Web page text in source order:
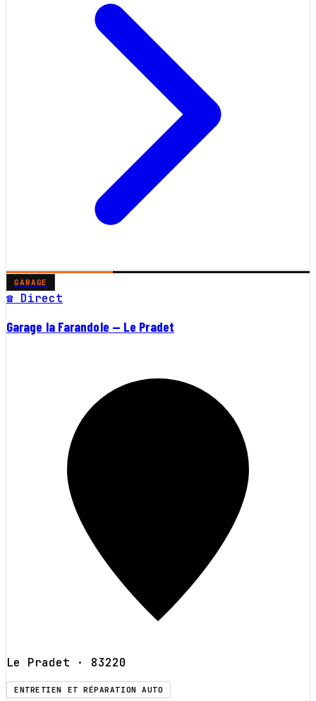
GARAGE
☎ Direct
Garage la Farandole — Le Pradet
Le Pradet · 83220
ENTRETIEN ET RÉPARATION AUTO